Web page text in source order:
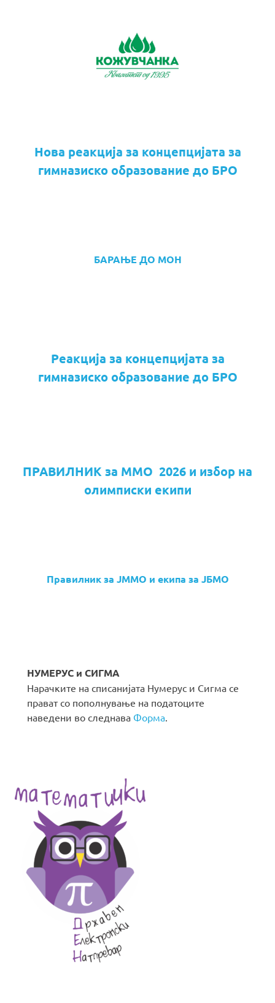
Нова реакција за концепцијата за
гимназиско образование до БРО
БАРАЊЕ ДО МОН
Реакција за концепцијата за
гимназиско образование до БРО
ПРАВИЛНИК за ММО 2026 и избор на
олимписки екипи
Правилник за ЈММО и екипа за ЈБМО
НУМЕРУС и СИГМА
Нарачките на списанијата Нумерус и Сигма се
прават со пополнување на податоците
наведени во следнава Форма